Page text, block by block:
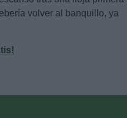
volver al banquillo, ya